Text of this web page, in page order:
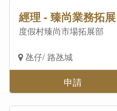
經理 - 臻尚業務拓展
度假村臻尚市場拓展部
氹仔/ 路氹城
申請